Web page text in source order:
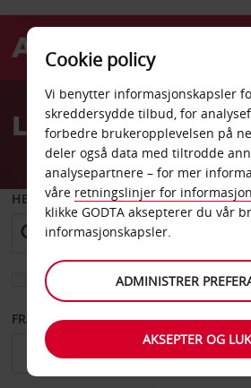
Welcome
AvisLeiebil på Luton
HENT FRA
Velg et annet leveringssted
FRA DATO TIL
Cookie policy
Vi benytter informasjonskapsler
skreddersydde tilbud, for
forbedre brukeropplevelsen på
deler også data med tiltrodde
analysepartnere – for mer
våre retningslinjer for
klikke GODTA aksepterer du vår
informasjonskapsler.
ADMINISTRER
AKSEPTER OG